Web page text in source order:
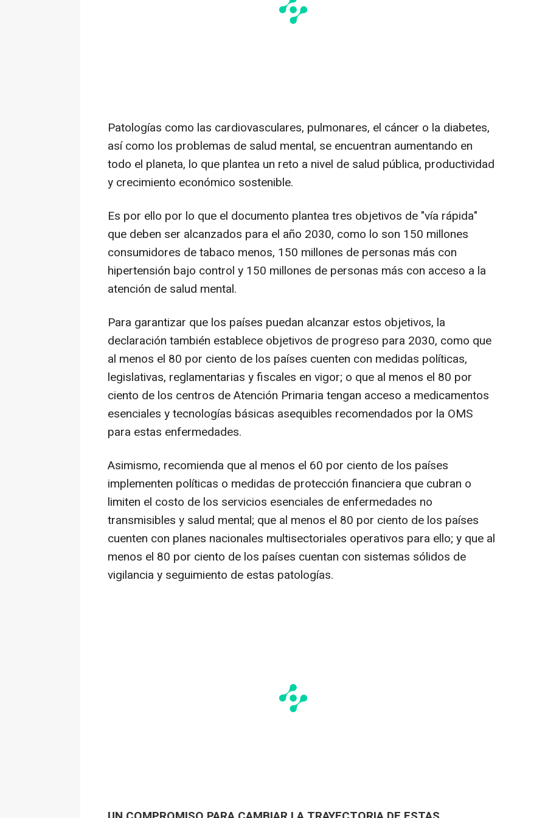
Patologías como las cardiovasculares, pulmonares, el cáncer o la diabetes,
así como los problemas de salud mental, se encuentran aumentando en
todo el planeta, lo que plantea un reto a nivel de salud pública, productividad
y crecimiento económico sostenible.
Es por ello por lo que el documento plantea tres objetivos de "vía rápida"
que deben ser alcanzados para el año 2030, como lo son 150 millones
consumidores de tabaco menos, 150 millones de personas más con
hipertensión bajo control y 150 millones de personas más con acceso a la
atención de salud mental.
Para garantizar que los países puedan alcanzar estos objetivos, la
declaración también establece objetivos de progreso para 2030, como que
al menos el 80 por ciento de los países cuenten con medidas políticas,
legislativas, reglamentarias y fiscales en vigor; o que al menos el 80 por
ciento de los centros de Atención Primaria tengan acceso a medicamentos
esenciales y tecnologías básicas asequibles recomendados por la OMS
para estas enfermedades.
Asimismo, recomienda que al menos el 60 por ciento de los países
implementen políticas o medidas de protección financiera que cubran o
limiten el costo de los servicios esenciales de enfermedades no
transmisibles y salud mental; que al menos el 80 por ciento de los países
cuenten con planes nacionales multisectoriales operativos para ello; y que al
menos el 80 por ciento de los países cuentan con sistemas sólidos de
vigilancia y seguimiento de estas patologías.